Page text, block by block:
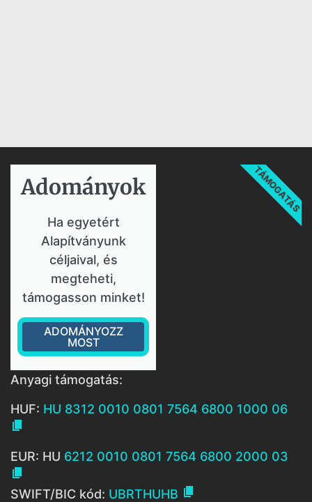
Adományok​
Ha egyetért
Alapítványunk
céljaival, és
megteheti,
támogasson minket!
ADOMÁNYOZZ
MOST
TÁMOGATÁS
Anyagi támogatás:
HUF: HU 8312 0010 0801 7564 6800 1000 06

EUR: HU 6212 0010 0801 7564 6800 2000 03

SWIFT/BIC kód: UBRTHUHB 